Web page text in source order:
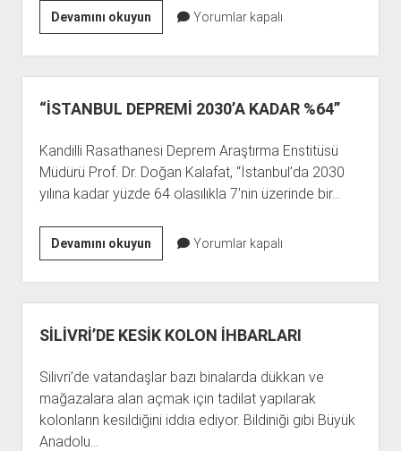
Devamını okuyunİSTANBUL’DA
HER
AN
YIKILABİLECEK
BİNALARDA
BİN’İN
ÜSTÜNDE
İNSAN
Yorumlar kapalı
“İSTANBUL DEPREMİ 2030’A KADAR %64”
Kandilli Rasathanesi Deprem Araştırma Enstitüsü
Müdürü Prof. Dr. Doğan Kalafat, “İstanbul’da 2030
yılına kadar yüzde 64 olasılıkla 7’nin üzerinde bir…
Devamını okuyun“İSTANBUL
DEPREMİ
2030’A
KADAR
%64”
Yorumlar kapalı
SİLİVRİ’DE KESİK KOLON İHBARLARI
Silivri’de vatandaşlar bazı binalarda dükkan ve
mağazalara alan açmak için tadilat yapılarak
kolonların kesildiğini iddia ediyor. Bildiniği gibi Büyük
Anadolu…